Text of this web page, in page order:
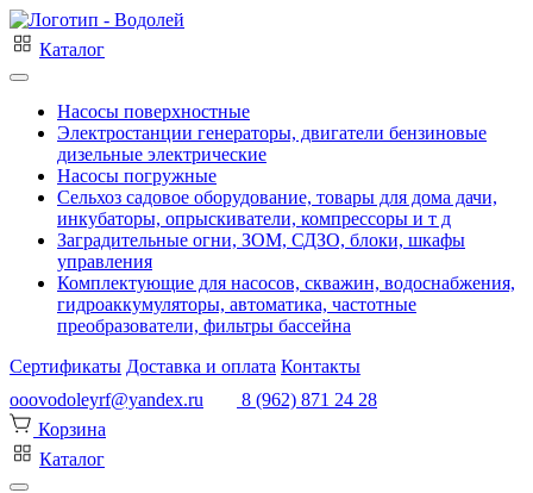
Каталог
Насосы поверхностные
Электростанции генераторы, двигатели бензиновые
дизельные электрические
Насосы погружные
Сельхоз садовое оборудование, товары для дома дачи,
инкубаторы, опрыскиватели, компрессоры и т д
Заградительные огни, ЗОМ, СДЗО, блоки, шкафы
управления
Комплектующие для насосов, скважин, водоснабжения,
гидроаккумуляторы, автоматика, частотные
преобразователи, фильтры бассейна
Сертификаты Доставка и оплата Контакты
ooovodoleyrf@yandex.ru
8 (962) 871 24 28
Корзина
Каталог